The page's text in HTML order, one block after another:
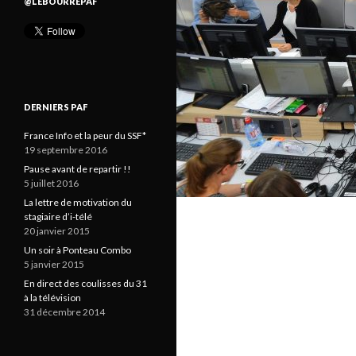
DERNIERS PAF
France Info et la peur du SSF*
19 septembre 2016
Pause avant de repartir !!
5 juillet 2016
La lettre de motivation du
stagiaire d’i-télé
20 janvier 2015
Un soir à Ponteau Combo
5 janvier 2015
En direct des coulisses du 31
à la télévision
31 décembre 2014